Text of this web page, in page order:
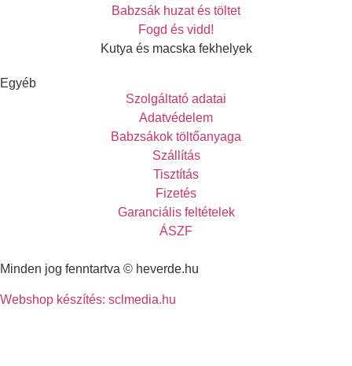
Babzsák huzat és töltet
Fogd és vidd!
Kutya és macska fekhelyek
Egyéb
Szolgáltató adatai
Adatvédelem
Babzsákok töltőanyaga
Szállítás
Tisztítás
Fizetés
Garanciális feltételek
ÁSZF
Minden jog fenntartva © heverde.hu
Webshop készítés: sclmedia.hu